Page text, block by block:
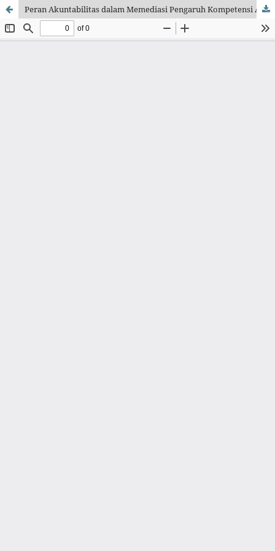
Peran Akuntabilitas dalam Memediasi Pengaruh Kompetensi Aparatur terhadap Kinerja Keuangan Rumah Sakit Jiwa Daerah Kolonel Haji Muhammad Syukur Provinsi Jambi